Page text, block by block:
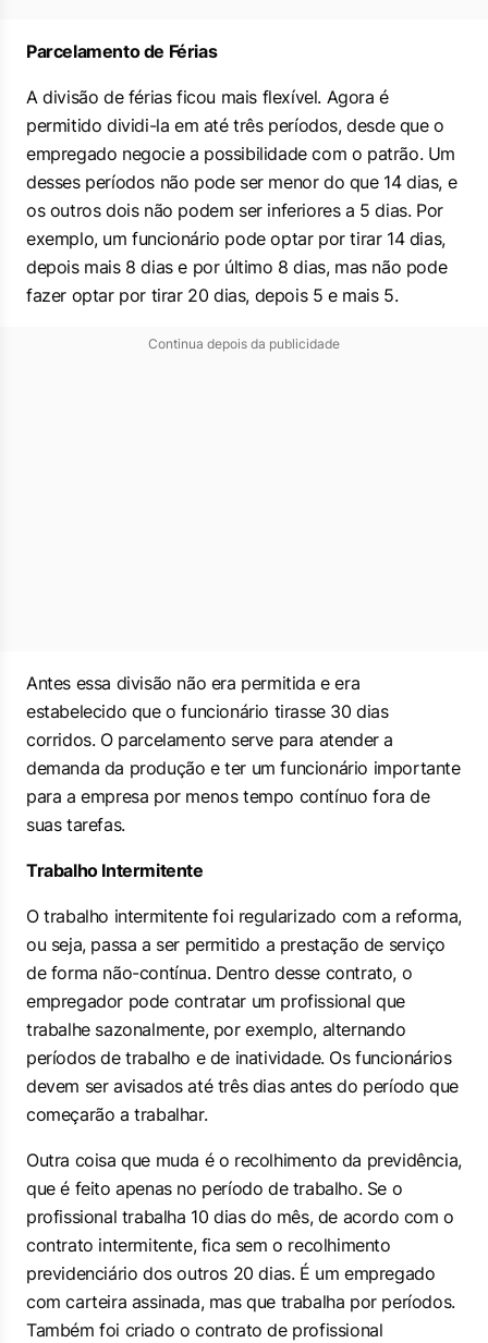
Parcelamento de Férias
A divisão de férias ficou mais flexível. Agora é
permitido dividi-la em até três períodos, desde que o
empregado negocie a possibilidade com o patrão. Um
desses períodos não pode ser menor do que 14 dias, e
os outros dois não podem ser inferiores a 5 dias. Por
exemplo, um funcionário pode optar por tirar 14 dias,
depois mais 8 dias e por último 8 dias, mas não pode
fazer optar por tirar 20 dias, depois 5 e mais 5.
Continua depois da publicidade
Antes essa divisão não era permitida e era
estabelecido que o funcionário tirasse 30 dias
corridos. O parcelamento serve para atender a
demanda da produção e ter um funcionário importante
para a empresa por menos tempo contínuo fora de
suas tarefas.
Trabalho Intermitente
O trabalho intermitente foi regularizado com a reforma,
ou seja, passa a ser permitido a prestação de serviço
de forma não-contínua. Dentro desse contrato, o
empregador pode contratar um profissional que
trabalhe sazonalmente, por exemplo, alternando
períodos de trabalho e de inatividade. Os funcionários
devem ser avisados até três dias antes do período que
começarão a trabalhar.
Outra coisa que muda é o recolhimento da previdência,
que é feito apenas no período de trabalho. Se o
profissional trabalha 10 dias do mês, de acordo com o
contrato intermitente, fica sem o recolhimento
previdenciário dos outros 20 dias. É um empregado
com carteira assinada, mas que trabalha por períodos.
Também foi criado o contrato de profissional